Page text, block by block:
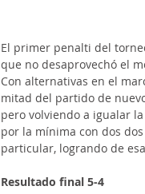
El primer penalti del
que no desaprovechó el
Con alternativas en el
mitad del partido de
pero volviendo a igualar
por la mínima con dos
particular, logrando de
Resultado final 5-4